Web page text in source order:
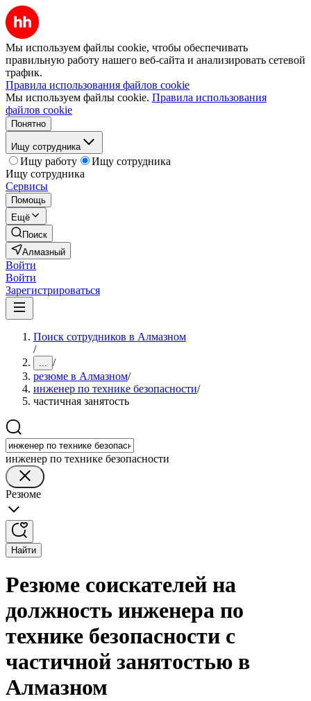
Мы используем файлы cookie, чтобы обеспечивать
правильную работу нашего веб-сайта и анализировать сетевой
трафик.
Правила использования файлов cookie
Мы используем файлы cookie. Правила использования
файлов cookie
Понятно
Ищу сотрудника
Ищу работу
Ищу сотрудника
Ищу сотрудника
Сервисы
Помощь
Ещё
Поиск
Алмазный
Войти
Войти
Зарегистрироваться
Поиск сотрудников в Алмазном
/
... /
резюме в Алмазном/
инженер по технике безопасности/
частичная занятость
инженер по технике безопасности
Резюме
Найти
Резюме соискателей на
должность инженера по
технике безопасности с
частичной занятостью в
Алмазном